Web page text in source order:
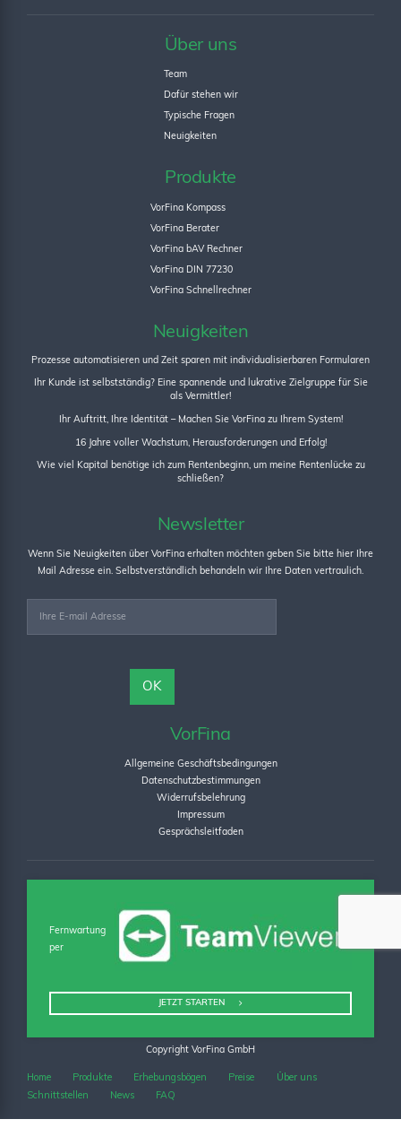
Über uns
Team
Dafür stehen wir
Typische Fragen
Neuigkeiten
Produkte
VorFina Kompass
VorFina Berater
VorFina bAV Rechner
VorFina DIN 77230
VorFina Schnellrechner
Neuigkeiten
Prozesse automatisieren und Zeit sparen mit individualisierbaren Formularen
Ihr Kunde ist selbstständig? Eine spannende und lukrative Zielgruppe für Sie
als Vermittler!
Ihr Auftritt, Ihre Identität – Machen Sie VorFina zu Ihrem System!
16 Jahre voller Wachstum, Herausforderungen und Erfolg!
Wie viel Kapital benötige ich zum Rentenbeginn, um meine Rentenlücke zu
schließen?
Newsletter
Wenn Sie Neuigkeiten über VorFina erhalten möchten geben Sie bitte hier Ihre
Mail Adresse ein. Selbstverständlich behandeln wir Ihre Daten vertraulich.
VorFina
Allgemeine Geschäftsbedingungen
Datenschutzbestimmungen
Widerrufsbelehrung
Impressum
Gesprächsleitfaden
Fernwartung
per
JETZT STARTEN
Copyright VorFina GmbH
Home Produkte Erhebungsbögen Preise
Über uns
Schnittstellen
News FAQ